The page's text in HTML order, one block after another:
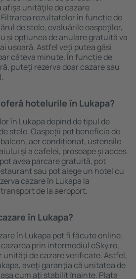
afișa unităţile de cazare
rezultatelor în funcție de
de stele, evaluările oaspeților,
și opțiunea de anulare gratuită va
ușoară. Astfel veți putea găsi
câteva minute. În funcție de
puteți rezerva doar cazare sau
hotelurile în Lukapa?
în Lukapa depind de tipul de
stele. Oaspeții pot beneficia de
aer condiționat, ustensile
şi a cafelei, prosoape și acces
avea parcare gratuită, pot
sau pot alege un hotel cu
cazare în Lukapa la
de la aeroport.
în Lukapa?
în Lukapa pot fi făcute online.
prin intermediul eSky.ro,
unităţi de cazare verificate. Astfel,
aveţi garanţia că unitatea de
cum aţi stabilit ȋnainte. Plata